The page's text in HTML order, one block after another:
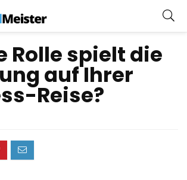
Rolle spielt die
auf Ihrer
Reise?